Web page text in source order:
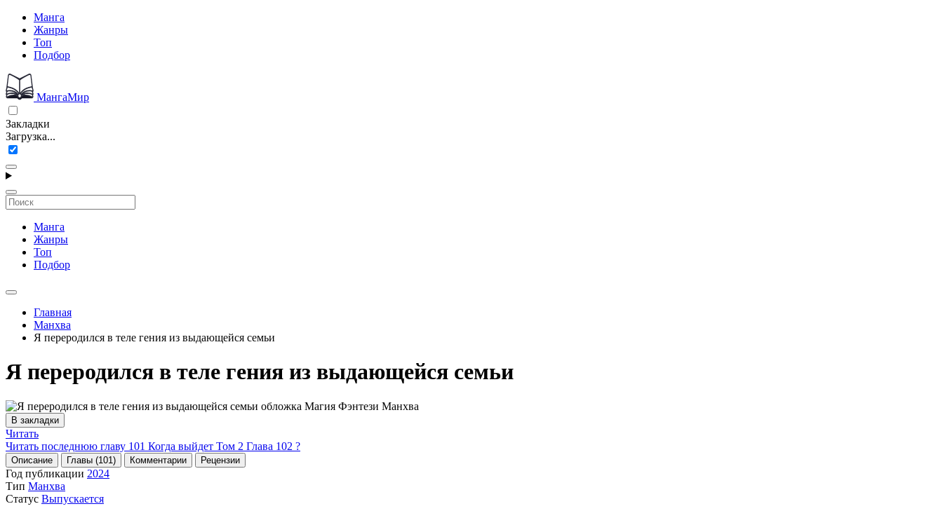
Манга
Жанры
Топ
Подбор
МангаМир
Закладки
Загрузка...
Манга
Жанры
Топ
Подбор
Главная
Манхва
Я переродился в теле гения из выдающейся семьи
Я переродился в теле гения из выдающейся семьи
В закладки
Читать
Читать последнюю главу 101 Когда выйдет Том 2 Глава 102 ?
Описание Главы (101) Комментарии Рецензии
Год публикации 2024
Тип Манхва
Статус Выпускается